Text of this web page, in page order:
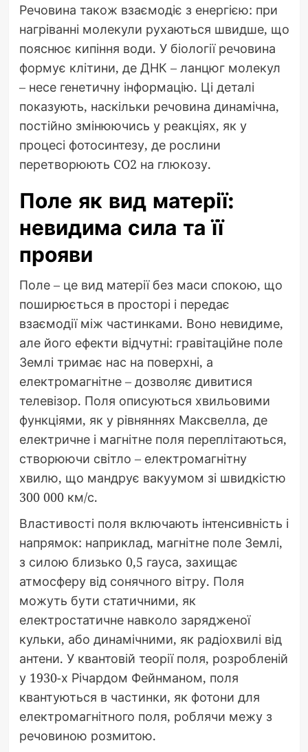
Речовина також взаємодіє з енергією: при
нагріванні молекули рухаються швидше, що
пояснює кипіння води. У біології речовина
формує клітини, де ДНК – ланцюг молекул
– несе генетичну інформацію. Ці деталі
показують, наскільки речовина динамічна,
постійно змінюючись у реакціях, як у
процесі фотосинтезу, де рослини
перетворюють CO2 на глюкозу.
Поле як вид матерії:
невидима сила та її
прояви
Поле – це вид матерії без маси спокою, що
поширюється в просторі і передає
взаємодії між частинками. Воно невидиме,
але його ефекти відчутні: гравітаційне поле
Землі тримає нас на поверхні, а
електромагнітне – дозволяє дивитися
телевізор. Поля описуються хвильовими
функціями, як у рівняннях Максвелла, де
електричне і магнітне поля переплітаються,
створюючи світло – електромагнітну
хвилю, що мандрує вакуумом зі швидкістю
300 000 км/с.
Властивості поля включають інтенсивність і
напрямок: наприклад, магнітне поле Землі,
з силою близько 0,5 гауса, захищає
атмосферу від сонячного вітру. Поля
можуть бути статичними, як
електростатичне навколо зарядженої
кульки, або динамічними, як радіохвилі від
антени. У квантовій теорії поля, розробленій
у 1930-х Річардом Фейнманом, поля
квантуються в частинки, як фотони для
електромагнітного поля, роблячи межу з
речовиною розмитою.